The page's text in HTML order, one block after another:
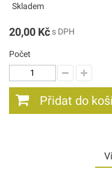
Skladem
20,00 Kč s DPH
Počet
Přidat do